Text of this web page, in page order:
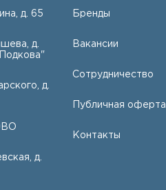
д. 65
д.
д.
д.
Бренды
Вакансии
Сотрудничество
Публичная оферта
Контакты